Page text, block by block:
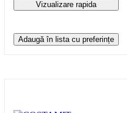
Vizualizare rapida
Adaugă în lista cu preferințe